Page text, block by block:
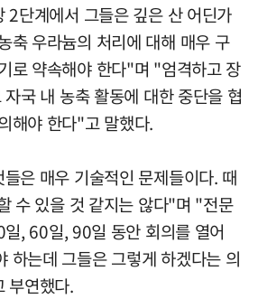
2단계에서 그들은 깊은 산 어딘가
축 우라늄의 처리에 대해 매우 구
로 약속해야 한다"며 "엄격하고 장
국 내 농축 활동에 대한 중단을 협
해야 한다"고 말했다.
은 매우 기술적인 문제들이다. 때
수 있을 것 같지는 않다"며 "전문
, 60일, 90일 동안 회의를 열어
하는데 그들은 그렇게 하겠다는 의
부연했다.